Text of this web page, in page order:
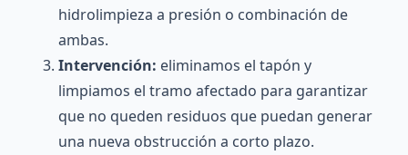
hidrolimpieza a presión o combinación de
ambas.
Intervención: eliminamos el tapón y
limpiamos el tramo afectado para garantizar
que no queden residuos que puedan generar
una nueva obstrucción a corto plazo.